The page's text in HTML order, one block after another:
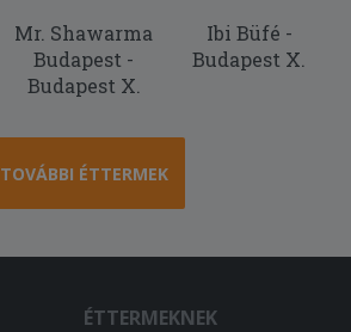
Mr. Shawarma
Budapest -
Budapest X.
Ibi Büfé -
Budapest X.
TOVÁBBI ÉTTERMEK
ÉTTERMEKNEK